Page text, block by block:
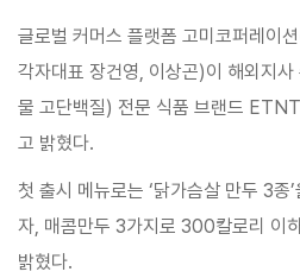
글로벌 커머스 플랫폼 고미코퍼레이
각자대표 장건영, 이상곤)이 해외지
물 고단백질) 전문 식품 브랜드
고 밝혔다.
첫 출시 메뉴로는 ‘닭가슴살 만두 3종
자, 매콤만두 3가지로 300칼로리 이
밝혔다.